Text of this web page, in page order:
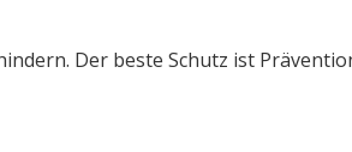
Der beste Schutz ist